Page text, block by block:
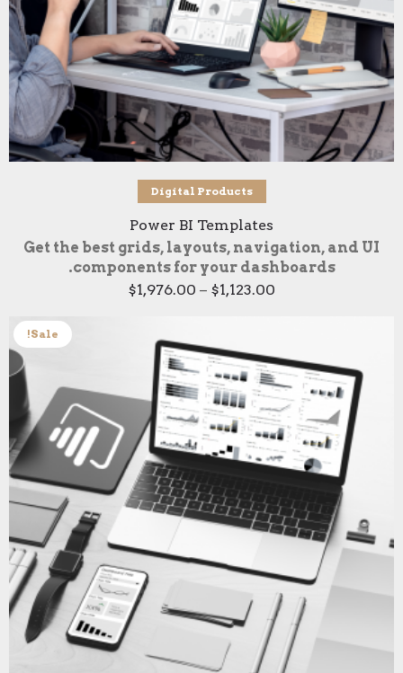
تحديد أحد الخيارات
Digital Products
Power BI Templates
Get the best grids, layouts, navigation, and UI
components for your dashboards.
$1,123.00
–
$1,976.00
through
$1,976.00
Sale!